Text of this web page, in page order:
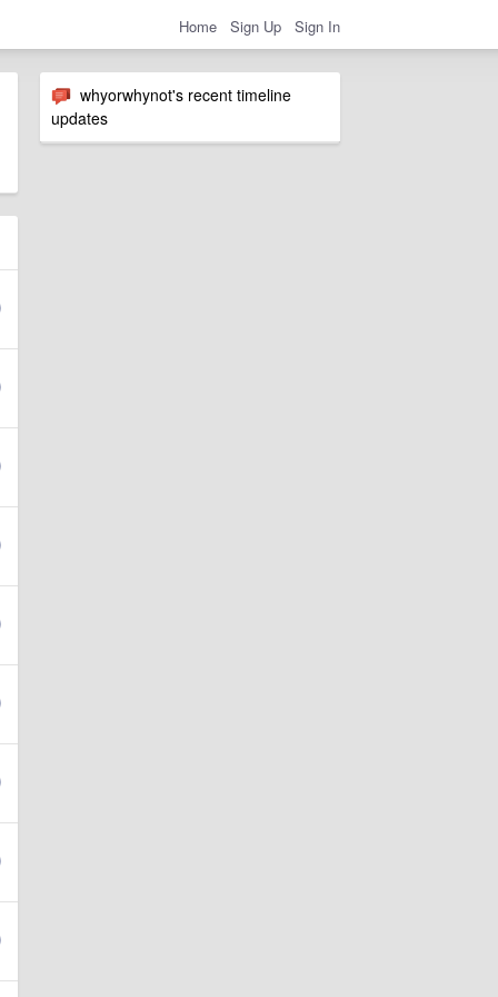
Home Sign Up Sign In
whyorwhynot's recent timeline
updates